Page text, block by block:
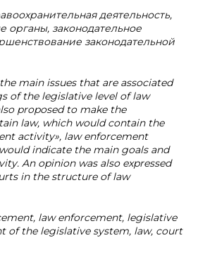
деятельность,
органы, законодательное
законодательной
main issues that are associated
of the legislative level of law
proposed to make the
law, which would contain the
activity», law enforcement
indicate the main goals and
An opinion was also expressed
in the structure of law
law enforcement, legislative
of the legislative system, law, court